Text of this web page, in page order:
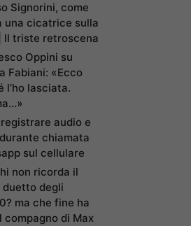
Signorini, come
una cicatrice sulla
Il triste retroscena
Oppini su
Fabiani: «Ecco
l’ho lasciata.
audio e
chiamata
sul cellulare
non ricorda il
duetto degli
ma che fine ha
di Max